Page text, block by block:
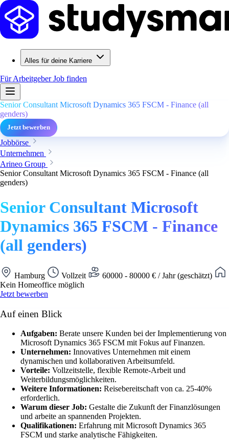
Alles für deine Karriere
Für ArbeitgeberJob finden
Senior Consultant Microsoft Dynamics 365 FSCM - Finance (all
genders)
Jetzt bewerben
Jobbörse
Unternehmen
Arineo Group
Senior Consultant Microsoft Dynamics 365 FSCM - Finance (all
genders)
Senior Consultant Microsoft
Dynamics 365 FSCM - Finance
(all genders)
Hamburg Vollzeit
60000 - 80000 € / Jahr (geschätzt)
Kein Homeoffice möglich
Jetzt bewerben
Auf einen Blick
Aufgaben: Berate unsere Kunden bei der Implementierung von
Microsoft Dynamics 365 FSCM mit Fokus auf Finanzen.
Unternehmen: Innovatives Unternehmen mit einem
dynamischen und kollaborativen Arbeitsumfeld.
Vorteile: Vollzeitstelle, flexible Remote-Arbeit und
Weiterbildungsmöglichkeiten.
Weitere Informationen: Reisebereitschaft von ca. 25-40%
erforderlich.
Warum dieser Job: Gestalte die Zukunft der Finanzlösungen
und arbeite an spannenden Projekten.
Qualifikationen: Erfahrung mit Microsoft Dynamics 365
FSCM und starke analytische Fähigkeiten.